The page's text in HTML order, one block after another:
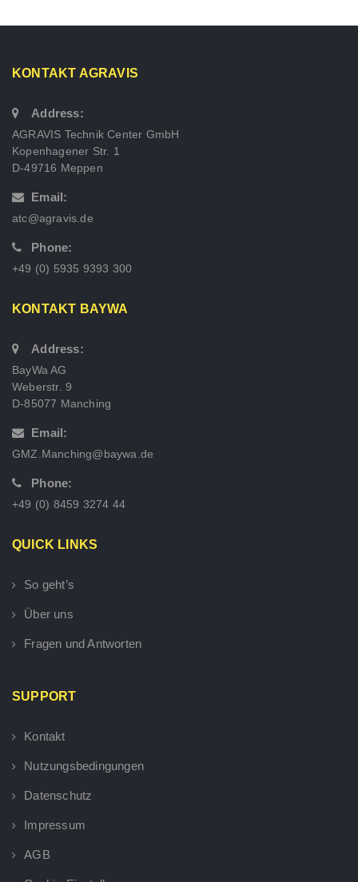
KONTAKT AGRAVIS
Address:
AGRAVIS Technik Center GmbH
Kopenhagener Str. 1
D-49716 Meppen
Email:
atc@agravis.de
Phone:
+49 (0) 5935 9393 300
KONTAKT BAYWA
Address:
BayWa AG
Weberstr. 9
D-85077 Manching
Email:
GMZ.Manching@baywa.de
Phone:
+49 (0) 8459 3274 44
QUICK LINKS
So geht’s
Über uns
Fragen und Antworten
SUPPORT
Kontakt
Nutzungsbedingungen
Datenschutz
Impressum
AGB